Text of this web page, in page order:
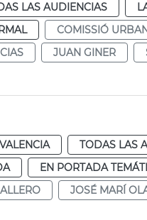
LAS AUDIENCIAS
COMISSIÓ
JUAN GINER
VALENCIA
TODAS LAS
EN PORTADA
JOSÉ MARÍ